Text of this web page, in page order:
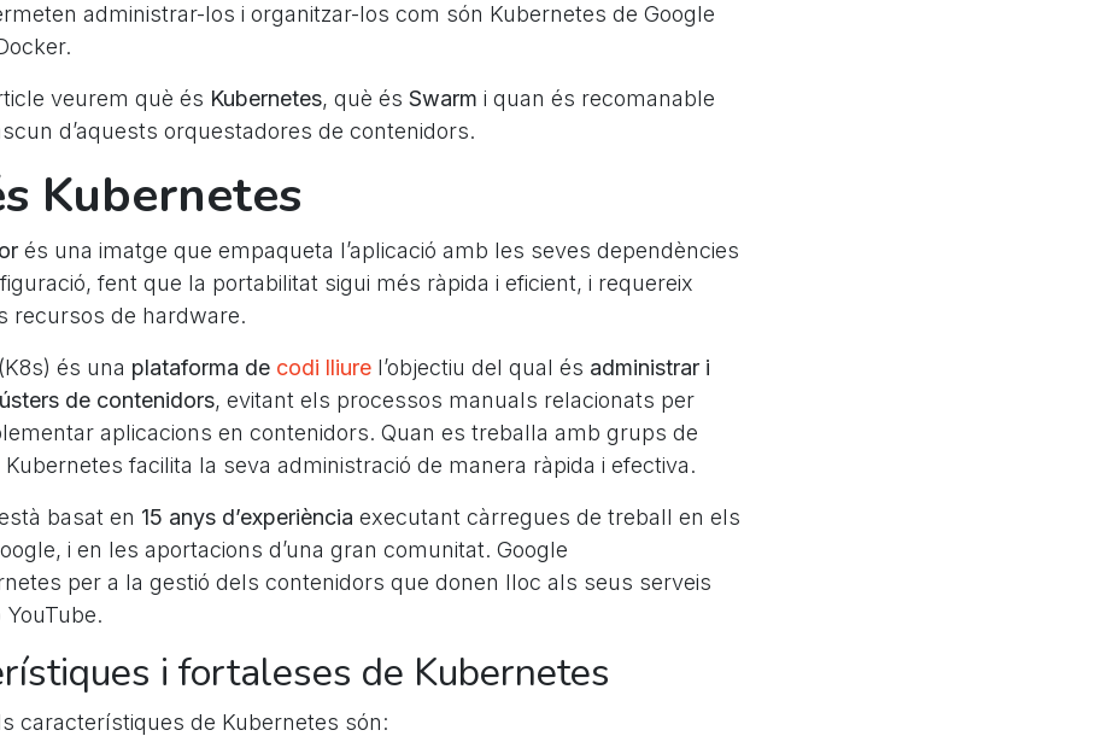
administrar-los i organitzar-los com són Kubernetes de Google
veurem què és Kubernetes, què és Swarm i quan és recomanable
d’aquests orquestadores de contenidors.
Kubernetes
és una imatge que empaqueta l’aplicació amb les seves dependències
fent que la portabilitat sigui més ràpida i eficient, i requereix
recursos de hardware.
és una plataforma de codi lliure l’objectiu del qual és administrar i
de contenidors, evitant els processos manuals relacionats per
aplicacions en contenidors. Quan es treballa amb grups de
facilita la seva administració de manera ràpida i efectiva.
basat en 15 anys d’experiència executant càrregues de treball en els
i en les aportacions d’una gran comunitat. Google
per a la gestió dels contenidors que donen lloc als seus serveis
i fortaleses de Kubernetes
característiques de Kubernetes són: